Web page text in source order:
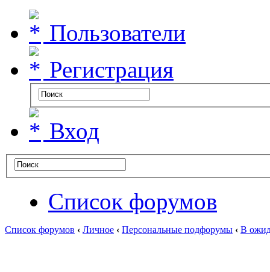
Пользователи
Регистрация
Вход
Список форумов
Список форумов ‹ Личное ‹ Персональные подфорумы ‹ В